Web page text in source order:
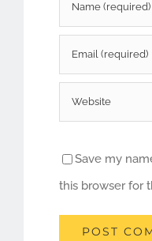
Save my
this browser for